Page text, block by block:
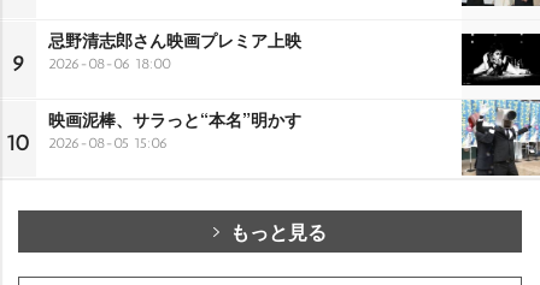
9
忌野清志郎さん映画プレミア上映
2026-08-06 18:00
10
映画泥棒、サラっと“本名”明かす
2026-08-05 15:06
もっと見る